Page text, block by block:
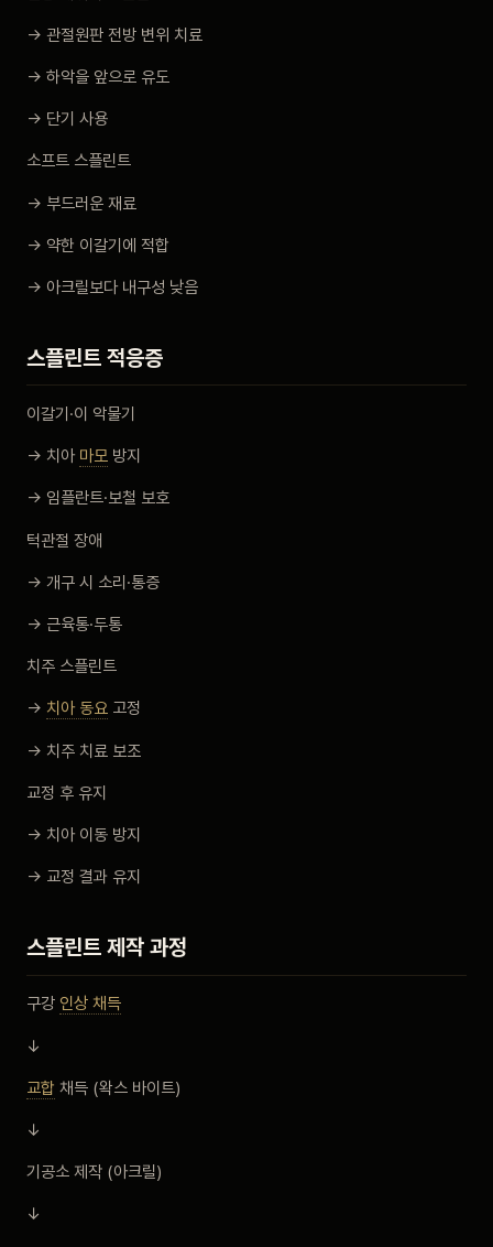
→ 관절원판 전방 변위 치료
→ 하악을 앞으로 유도
→ 단기 사용
소프트 스플린트
→ 부드러운 재료
→ 약한 이갈기에 적합
→ 아크릴보다 내구성 낮음
스플린트 적응증
이갈기·이 악물기
→ 치아 마모 방지
→ 임플란트·보철 보호
턱관절 장애
→ 개구 시 소리·통증
→ 근육통·두통
치주 스플린트
→ 치아 동요 고정
→ 치주 치료 보조
교정 후 유지
→ 치아 이동 방지
→ 교정 결과 유지
스플린트 제작 과정
구강 인상 채득
↓
교합 채득 (왁스 바이트)
↓
기공소 제작 (아크릴)
↓